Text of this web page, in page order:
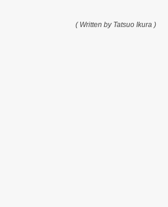
( Written by Tatsuo Ikura )